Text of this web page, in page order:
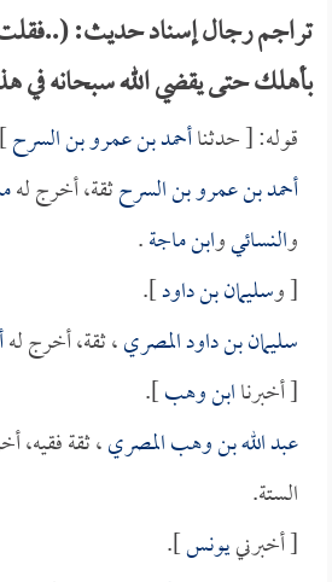
تراجم رجال إسناد حديث: (..فقلت
بأهلك حتى يقضي الله سبحانه في
قوله: [ حدثناأحمد بن عمرو بن السرح
أحمد بن عمرو بن السرحثقة، أخرج له
والنسائيوابن ماجة.
[ وسليمان بن داود].
سليمان بن داود المصري، ثقة، أخرج له
[ أخبرناابن وهب].
عبد الله بن وهب المصري، ثقة
الستة.
[ أخبرنييونس].